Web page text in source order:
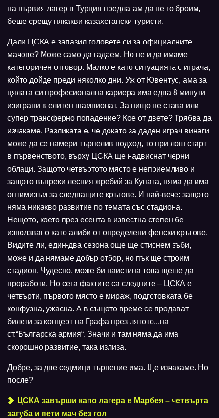
на първия лагер в Турция предлагам да не го броим,
беше срещу някакви казахстански туристи.
Дали ЦСКА е запазил головете си за официалните
мачове? Може само да гадаем. Но не и да имаме
категоричен отговор. Малко е като ситуацията с играча,
който дойде преди няколко дни. Уж от Ювентус, ама за
цялата си професионална кариера има едва 8 минути
изиграни в елитен шампионат. За нищо не става или
супер трансферно попадение? Кое от двете? Трябва да
изчакаме. Разликата е, че докато за даден играч винаги
може да се намери търпелив подход, то при лош старт
в първенството, върху ЦСКА ще надвиснат черни
облаци. Защото четвъртото място е неприемливо и
защото въпреки лесния жребий за Купата, няма да има
оптимизъм за следващите кръгове. И най-вече: защото
няма никакво развитие по темата със стадиона.
Нещото, което през есента в известна степен бе
използвано като алиби от определени фенски кръгове.
Видите ли, един-два сезона още ще стиснем зъби,
може и да нямаме добър отбор, но пък ще строим
стадион. Чудесно, може би наистина това щеше да
проработи. Но сега фактите са следните – ЦСКА е
четвърти, първото място е мираж, подготовката бе
конфузна, ужасна. А в същото време се продават
билети за концерт на Графа през лятото...на
ст.“Българска армия“. Значи и там няма да има
скорошно развитие, така излиза.
Добре, за две седмици търпение има. Ще изчакаме. Но
после?
ЦСКА завърши капо лагера в Марбея – четвърта
загуба и пети мач без гол